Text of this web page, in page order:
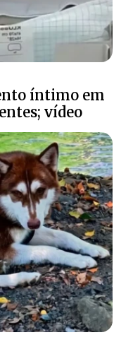
íntimo em
vídeo